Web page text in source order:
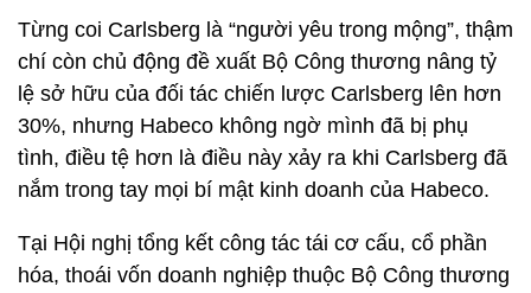
Từng coi Carlsberg là “người yêu trong mộng”, thậm
chí còn chủ động đề xuất Bộ Công thương nâng tỷ
lệ sở hữu của đối tác chiến lược Carlsberg lên hơn
30%, nhưng Habeco không ngờ mình đã bị phụ
tình, điều tệ hơn là điều này xảy ra khi Carlsberg đã
nắm trong tay mọi bí mật kinh doanh của Habeco.
Tại Hội nghị tổng kết công tác tái cơ cấu, cổ phần
hóa, thoái vốn doanh nghiệp thuộc Bộ Công thương